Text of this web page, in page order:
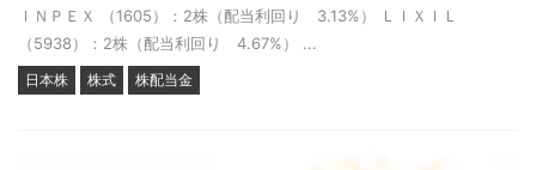
ＩＮＰＥＸ （1605）：2株（配当利回り 3.13%） ＬＩＸＩＬ
（5938）：2株（配当利回り 4.67%） ...
日本株 株式 株配当金